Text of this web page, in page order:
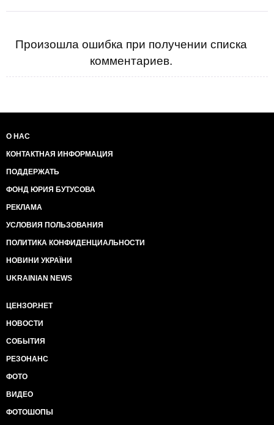
Произошла ошибка при получении списка
комментариев.
О НАС
КОНТАКТНАЯ ИНФОРМАЦИЯ
ПОДДЕРЖАТЬ
ФОНД ЮРИЯ БУТУСОВА
РЕКЛАМА
УСЛОВИЯ ПОЛЬЗОВАНИЯ
ПОЛИТИКА КОНФИДЕНЦИАЛЬНОСТИ
НОВИНИ УКРАЇНИ
UKRAINIAN NEWS
ЦЕНЗОР.НЕТ
НОВОСТИ
СОБЫТИЯ
РЕЗОНАНС
ФОТО
ВИДЕО
ФОТОШОПЫ